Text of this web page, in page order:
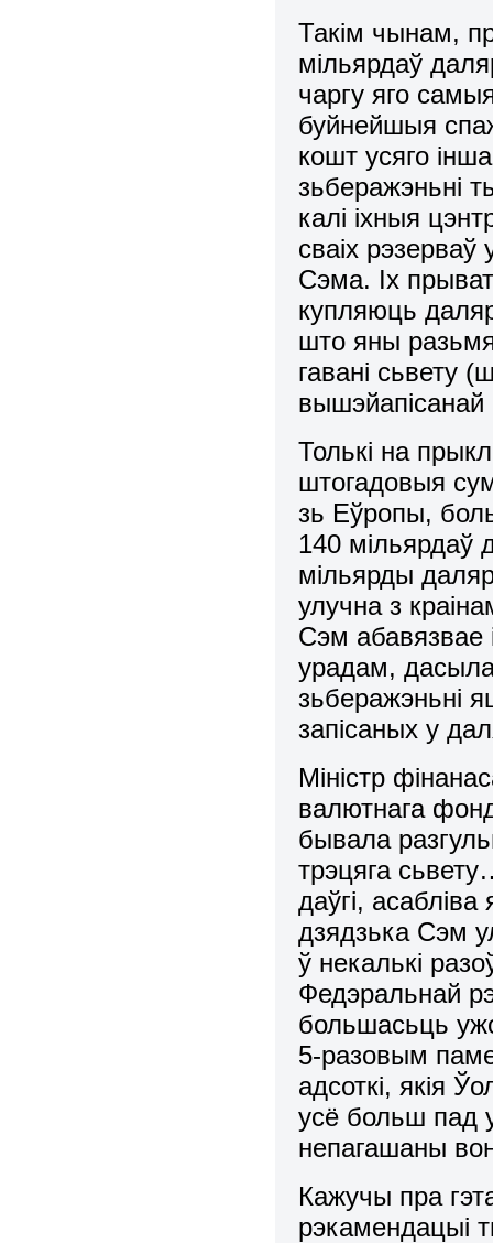
Такім чынам,
мільярдаў
чаргу яго
буйнейшыя
кошт усяго
зьберажэньні
калі іхныя
сваіх рэзерваў
Сэма. Іх
купляюць
што яны
гавані сьвету
Толькі на
штогадовыя
зь Еўропы,
140 мільярдаў
мільярды
улучна з
Сэм абавязвае
урадам,
зьберажэньні
запісаных у
Міністр
валютнага
бывала
трэцяга
даўгі,
дзядзька Сэм
ў некалькі
Федэральнай
большасьць
5-разовым
адсоткі, якія
усё больш пад
непагашаны
Кажучы пра
рэкамендацыі